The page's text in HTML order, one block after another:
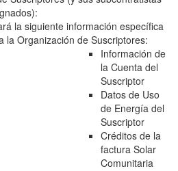
la siguiente información específica
la Organización de Suscriptores:
Información de
la Cuenta del
Suscriptor
Datos de Uso
de Energía del
Suscriptor
Créditos de la
factura Solar
Comunitaria